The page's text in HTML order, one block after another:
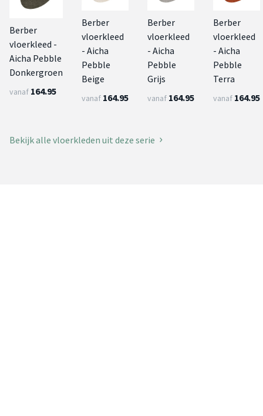
Berber
vloerkleed -
Aicha Pebble
Donkergroen
vanaf 164.95
Berber
vloerkleed
- Aicha
Pebble
Beige
vanaf 164.95
Berber
vloerkleed
- Aicha
Pebble
Grijs
vanaf 164.95
Berber
vloerkleed
- Aicha
Pebble
Terra
vanaf 164.95
Bekijk alle vloerkleden uit deze serie